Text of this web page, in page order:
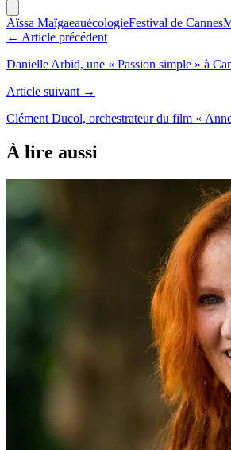
Aïssa MaïgaeauécologieFestival de Cannes
← Article précédent
Danielle Arbid, une « Passion simple » à
Article suivant →
Clément Ducol, orchestrateur du film «
À lire aussi